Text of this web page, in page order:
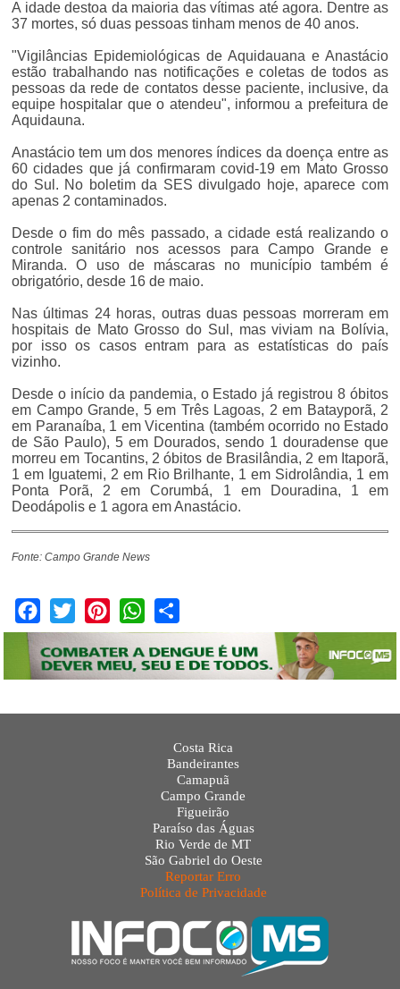
A idade destoa da maioria das vítimas até agora. Dentre as
37 mortes, só duas pessoas tinham menos de 40 anos.
"Vigilâncias Epidemiológicas de Aquidauana e Anastácio
estão trabalhando nas notificações e coletas de todos as
pessoas da rede de contatos desse paciente, inclusive, da
equipe hospitalar que o atendeu", informou a prefeitura de
Aquidauna.
Anastácio tem um dos menores índices da doença entre as
60 cidades que já confirmaram covid-19 em Mato Grosso
do Sul. No boletim da SES divulgado hoje, aparece com
apenas 2 contaminados.
Desde o fim do mês passado, a cidade está realizando o
controle sanitário nos acessos para Campo Grande e
Miranda. O uso de máscaras no município também é
obrigatório, desde 16 de maio.
Nas últimas 24 horas, outras duas pessoas morreram em
hospitais de Mato Grosso do Sul, mas viviam na Bolívia,
por isso os casos entram para as estatísticas do país
vizinho.
Desde o início da pandemia, o Estado já registrou 8 óbitos
em Campo Grande, 5 em Três Lagoas, 2 em Batayporã, 2
em Paranaíba, 1 em Vicentina (também ocorrido no Estado
de São Paulo), 5 em Dourados, sendo 1 douradense que
morreu em Tocantins, 2 óbitos de Brasilândia, 2 em Itaporã,
1 em Iguatemi, 2 em Rio Brilhante, 1 em Sidrolândia, 1 em
Ponta Porã, 2 em Corumbá, 1 em Douradina, 1 em
Deodápolis e 1 agora em Anastácio.
Fonte: Campo Grande News
Facebook
Twitter PinterestWhatsApp
Costa Rica
Bandeirantes
Camapuã
Campo Grande
Figueirão
Paraíso das Águas
Rio Verde de MT
São Gabriel do Oeste
Reportar Erro
Política de Privacidade